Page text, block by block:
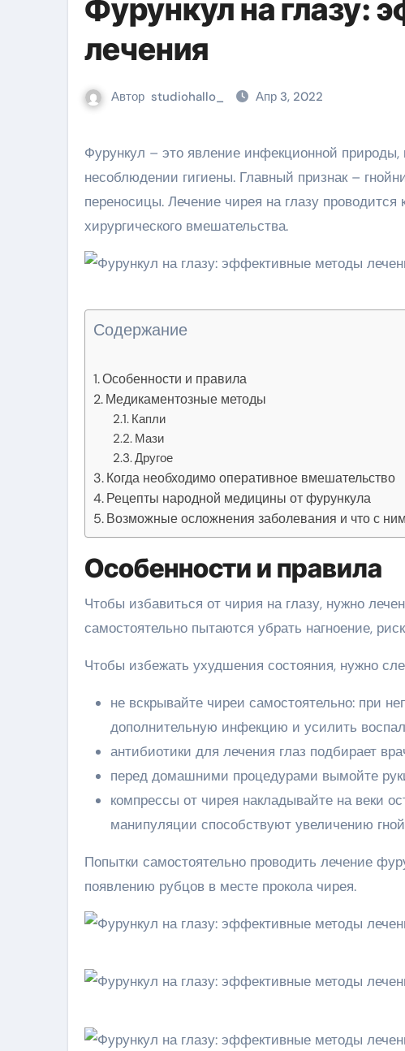
Фурункул на глазу:
лечения
Автор studiohallo_ Апр 3, 2022
Фурункул – это явление инфекционной природы, которое возникает при простудных заболеваниях или
несоблюдении гигиены. Главный признак –
переносицы. Лечение чирея на глазу
хирургического вмешательства.
Содержание
Особенности и правила
Медикаментозные методы
Капли
Мази
Другое
Когда необходимо оперативное вмешательство
Рецепты народной медицины от фурункула
Возможные осложнения заболевания и что с
Особенности и правила
Чтобы избавиться от чирия на глазу, нужно
самостоятельно пытаются убрать нагноение,
Чтобы избежать ухудшения состояния, нужно
не вскрывайте чиреи самостоятельно: при
дополнительную инфекцию и усилить
антибиотики для лечения глаз подбирает
перед домашними процедурами вымойте
компрессы от чирея накладывайте на веки
манипуляции способствуют увеличению
Попытки самостоятельно проводить лечение
появлению рубцов в месте прокола чирея.